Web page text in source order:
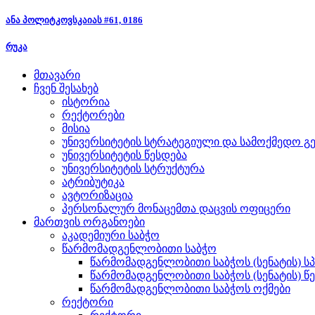
ანა პოლიტკოვსკაიას #61, 0186
რუკა
მთავარი
ჩვენ შესახებ
ისტორია
რექტორები
მისია
უნივერსიტეტის სტრატეგიული და სამოქმედო
უნივერსიტეტის წესდება
უნივერსიტეტის სტრუქტურა
ატრიბუტიკა
ავტორიზაცია
პერსონალურ მონაცემთა დაცვის ოფიცერი
მართვის ორგანოები
აკადემიური საბჭო
წარმომადგენლობითი საბჭო
წარმომადგენლობითი საბჭოს (სენატის)
წარმომადგენლობითი საბჭოს (სენატის)
წარმომადგენლობითი საბჭოს ოქმები
რექტორი